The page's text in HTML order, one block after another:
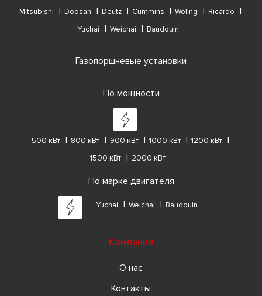
Mitsubishi
Doosan Deutz Cummins Woling
Ricardo
Yuchai
Weichai Baudouin
Газопоршневые установки
По мощности
500 кВт 800 кВт 900 кВт 1000 кВт
1200 кВт
1500 кВт
2000 кВт
По марке двигателя
Yuchai Weichai Baudouin
Компания
О нас
Контакты